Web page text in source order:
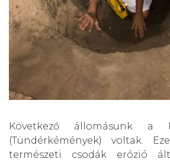
Következő állomásunk a
(Tündérkémények) voltak.
természeti csodák erózió